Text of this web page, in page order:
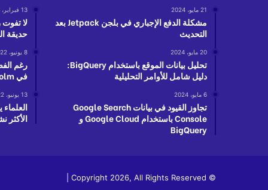
21 مايو، 2024
مشكلة الدفع الإجباري في بلجن Jetpack بعد
التحديث
20 مايو، 2024
تحليل بيانات الموقع باستخدام BigQuery:
دليل شامل للأوامر التحليلية
6 مايو، 2024
تجاوز القيود في بيانات Google Search
Console باستخدام Google Cloud و
BigQuery
13 فبراير، 2023
لا
حديقة
8 يونيو، 2022
رغم
في Herlufsholm كيف ذلك؟
13 يونيو، 2022
الأكثر
© Copyright 2026, All Rights Reserved |